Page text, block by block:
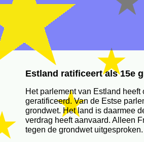
Estland ratificeert als 15e
Het parlement van Estland
geratificeerd. Van de Estse
grondwet. Het land is daarmee
verdrag heeft aanvaard. Alleen
tegen de grondwet uitgesproken.